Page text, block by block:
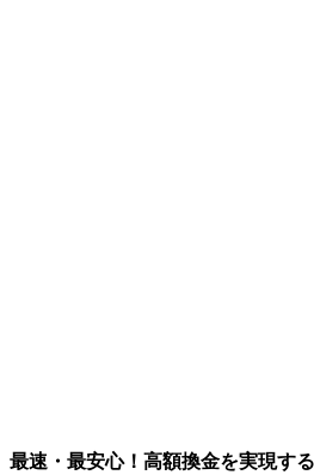
最速・最安心！高額換金を実現す